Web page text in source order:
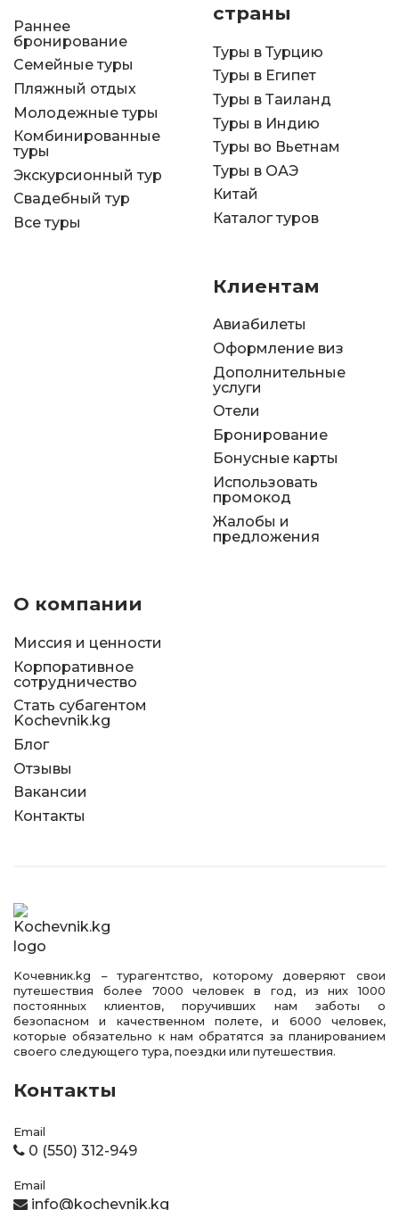
Раннее
бронирование
Семейные туры
Пляжный отдых
Молодежные туры
Комбинированные
туры
Экскурсионный тур
Свадебный тур
Все туры
страны
Туры в Турцию
Туры в Египет
Туры в Таиланд
Туры в Индию
Туры во Вьетнам
Туры в ОАЭ
Китай
Каталог туров
Клиентам
Авиабилеты
Оформление виз
Дополнительные
услуги
Отели
Бронирование
Бонусные карты
Использовать
промокод
Жалобы и
предложения
О компании
Миссия и ценности
Корпоративное
сотрудничество
Стать субагентом
Kochevnik.kg
Блог
Отзывы
Вакансии
Контакты
Kочевник.kg – турагентство, которому доверяют свои
путешествия более 7000 человек в год, из них 1000
постоянных клиентов, поручивших нам заботы о
безопасном и качественном полете, и 6000 человек,
которые обязательно к нам обратятся за планированием
своего следующего тура, поездки или путешествия.
Контакты
Email
0 (550) 312-949
Email
info@kochevnik.kg